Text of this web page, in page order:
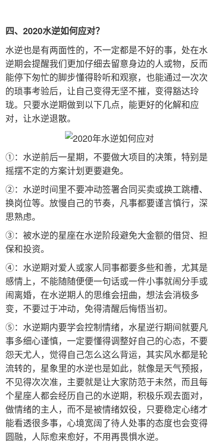
四、2020水逆如何应对？
水逆也是有两面性的，不一定都是不好的事，处在水
逆期会提醒我们更加仔细去留意身边的人或物，反而
能停下匆忙的脚步懂得聆听和观察，也能通过一次次
的琐事考验后，让自己变得无坚不摧，变得豁达玲
珑。只要水逆期做到以下几点，能更好的化解和应
对，让水逆退散。
①：水逆前后一星期，不要做大项目的决策，特别是
摇摆不定的方案计划更要避免。
②：水逆时间里不要冲动签署合同买卖或换工跳槽、
换岗位等。放慢自己的节奏，凡事都要谨言慎行，深
思熟虑。
③：被水逆的星座在水逆阶段避免大金额的借贷、担
保和投资。
④：水逆期对爱人或家人同事都要多些和善，尤其是
感情上，不能随随便便一句话或一件小事就闹分手或
闹离婚，在水逆期人的思维会扭曲，想法会消极多
变，不要过于冲动，免得清醒后悔悟当初。
⑤：水逆期内要学会控制情绪，水星逆行期间就要凡
事多细心谨慎，一定要懂得调整好自己的心态，不要
怨天尤人，觉得自己怎么这么背运，其实风水都是轮
流转的，星象里的水逆也是如此，就像是天气预报，
不见得次次准，主要就是让大家防范于未然，而且每
个星座人都会经历自己的水逆期，积极乐观去面对，
做情绪的主人，而不是被情绪奴役，只要稳定心绪才
能看透很多事，心境宽阔了待人处事的态度也会变得
圆融，人际愈来愈好，不用再畏惧水逆。